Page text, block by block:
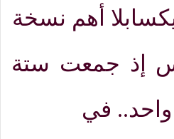
أهم نسخة
إذ جمعت ستة
. في